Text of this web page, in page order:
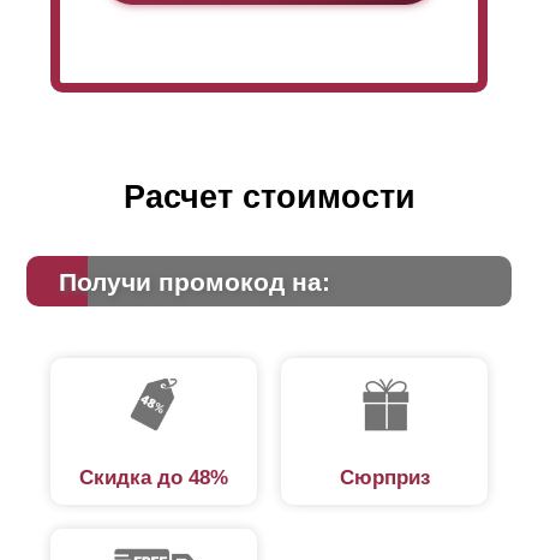
функциональность забора, но кому-то видимость
внахлест. На фото, размещенном ниже, вы увидите,
Расчет стоимости
Получи промокод на:
Скидка до 48% Сюрприз